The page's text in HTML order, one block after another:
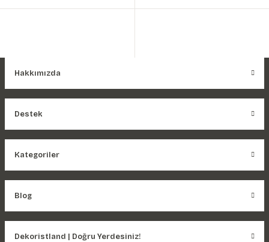
Hakkımızda
Destek
Kategoriler
Blog
Dekoristland | Doğru Yerdesiniz!